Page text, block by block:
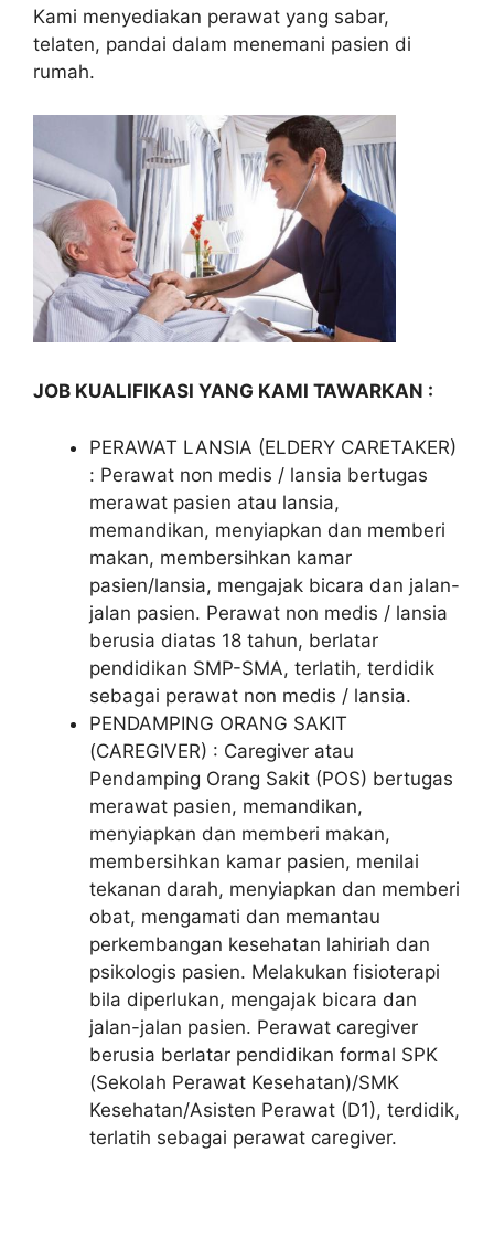
Kami menyediakan perawat yang sabar,
telaten, pandai dalam menemani pasien di
rumah.
JOB KUALIFIKASI YANG KAMI TAWARKAN :
PERAWAT LANSIA (ELDERY CARETAKER)
: Perawat non medis / lansia bertugas
merawat pasien atau lansia,
memandikan, menyiapkan dan memberi
makan, membersihkan kamar
pasien/lansia, mengajak bicara dan jalan-
jalan pasien. Perawat non medis / lansia
berusia diatas 18 tahun, berlatar
pendidikan SMP-SMA, terlatih, terdidik
sebagai perawat non medis / lansia.
PENDAMPING ORANG SAKIT
(CAREGIVER) : Caregiver atau
Pendamping Orang Sakit (POS) bertugas
merawat pasien, memandikan,
menyiapkan dan memberi makan,
membersihkan kamar pasien, menilai
tekanan darah, menyiapkan dan memberi
obat, mengamati dan memantau
perkembangan kesehatan lahiriah dan
psikologis pasien. Melakukan fisioterapi
bila diperlukan, mengajak bicara dan
jalan-jalan pasien. Perawat caregiver
berusia berlatar pendidikan formal SPK
(Sekolah Perawat Kesehatan)/SMK
Kesehatan/Asisten Perawat (D1), terdidik,
terlatih sebagai perawat caregiver.